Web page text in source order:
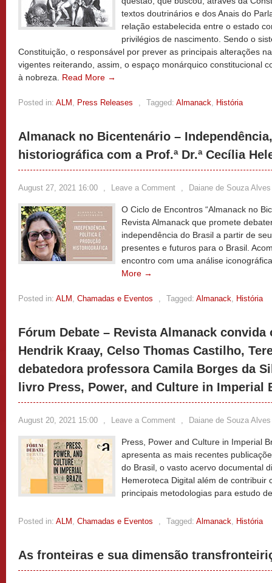
textos doutrinários e dos Anais do
relação estabelecida entre o estado
privilégios de nascimento. Sendo o
Constituição, o responsável por prever as principais alterações
vigentes reiterando, assim, o espaço monárquico constitucional
à nobreza. Read More →
Posted in: ALM , Press Releases , Tagged: Almanack, História
Almanack no Bicentenário –
historiográfica com a Prof.ª Dr.ª Cecília
August 27, 2021 16:00 , Leave a Comment , Daiane de Souza Alves
O Ciclo de Encontros “Almanack no
Revista Almanack que promete
independência do Brasil a partir de
presentes e futuros para o Brasil.
encontro com uma análise
More →
Posted in: ALM , Chamadas e Eventos , Tagged: Almanack, História
Fórum Debate – Revista Almanack convida
Hendrik Kraay, Celso Thomas Castilho,
debatedora professora Camila Borges da
livro Press, Power, and Culture in Imperial
August 20, 2021 15:00 , Leave a Comment , Daiane de Souza Alves
Press, Power and Culture in Imperial
apresenta as mais recentes
do Brasil, o vasto acervo documental
Hemeroteca Digital além de contribuir
principais metodologias para estudo
Posted in: ALM , Chamadas e Eventos , Tagged: Almanack, História
As fronteiras e sua dimensão